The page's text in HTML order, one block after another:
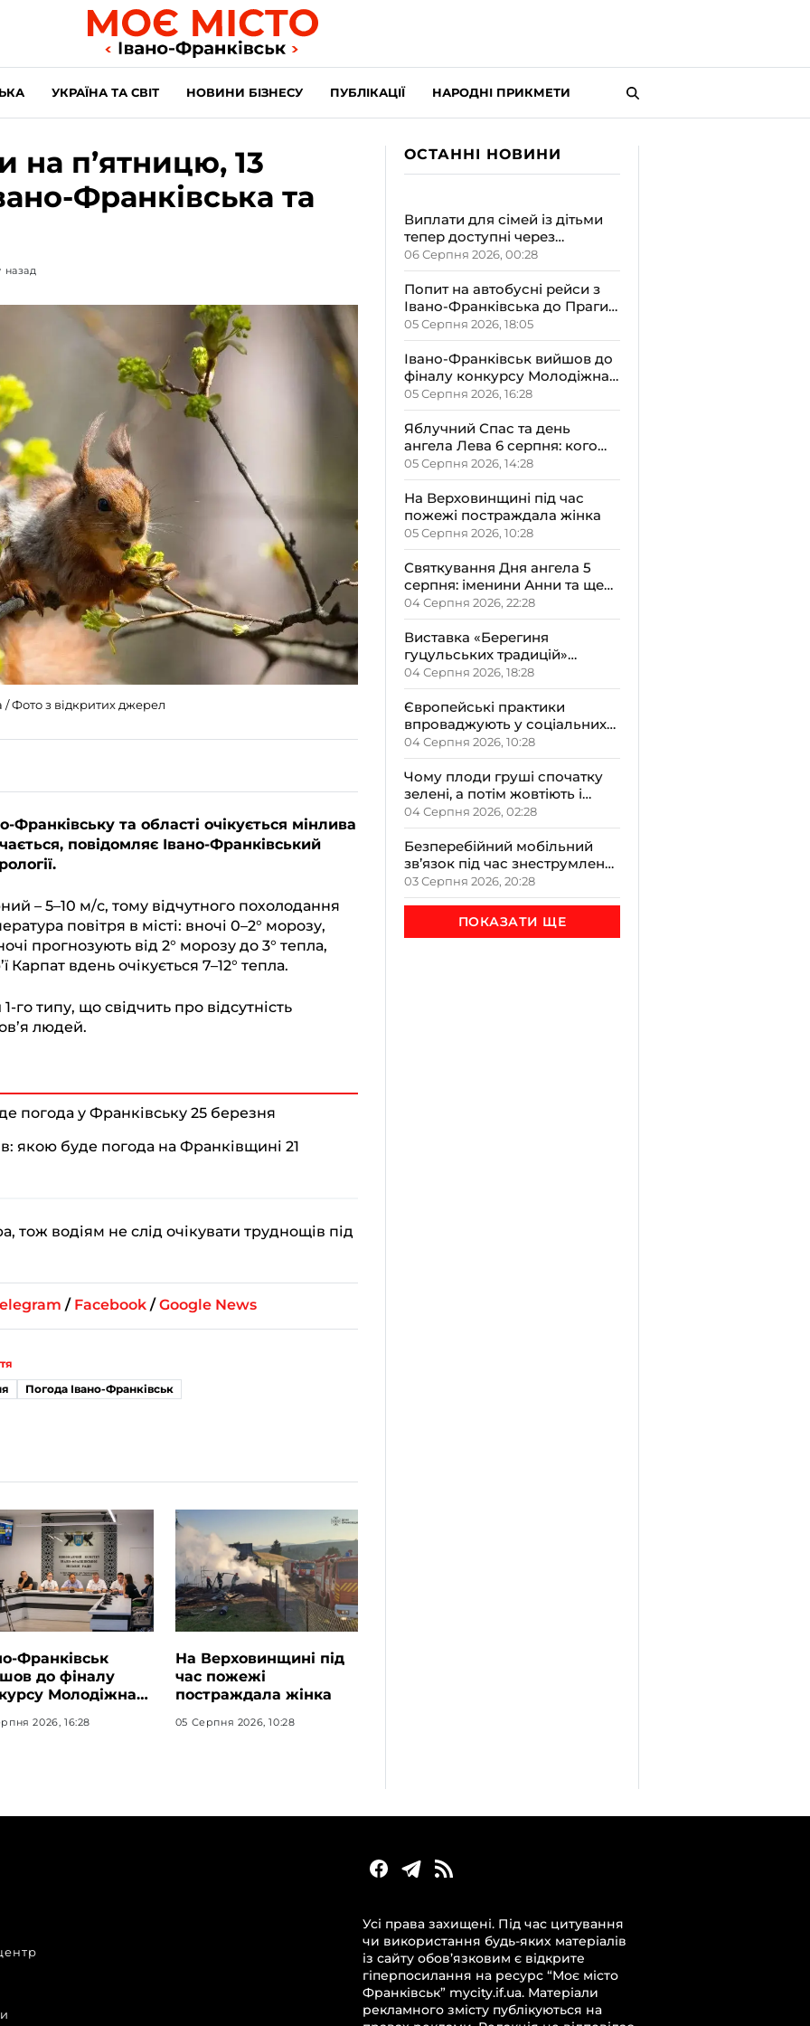
УКРАЇНА ТА СВІТ НОВИНИ БІЗНЕСУ ПУБЛІКАЦІЇ НАРОДНІ ПРИКМЕТИ
на п’ятницю, 13
Франківська та
назад
/ Фото з відкритих джерел
Франківську та області очікується мінлива
повідомляє Івано-Франківський
– 5–10 м/с, тому відчутного похолодання
повітря в місті: вночі 0–2° морозу,
прогнозують від 2° морозу до 3° тепла,
Карпат вдень очікується 7–12° тепла.
го типу, що свідчить про відсутність
людей.
погода у Франківську 25 березня
якою буде погода на Франківщині 21
тож водіям не слід очікувати труднощів під
/ Facebook /Google News
Погода Івано-Франківськ
Франківськ
до фіналу
Молодіжна
2026, 16:28
На Верховинщині під
час пожежі
постраждала жінка
05 Серпня 2026, 10:28
ОСТАННІ НОВИНИ
Виплати для сімей із дітьми
тепер доступні через
«Дія.Картку»: деталі від ОВА
06 Серпня 2026, 00:28
Попит на автобусні рейси з
Івано-Франківська до Праги
залишається високим
05 Серпня 2026, 18:05
Івано-Франківськ вийшов до
фіналу конкурсу Молодіжна
столиця України-2026
05 Серпня 2026, 16:28
Яблучний Спас та день
ангела Лева 6 серпня: кого
варто привітати, що
освячують у храмах і які
прикмети передбачають
осінь
05 Серпня 2026, 14:28
На Верховинщині під час
пожежі постраждала жінка
05 Серпня 2026, 10:28
Святкування Дня ангела 5
серпня: іменини Анни та ще
двох імен – кого вітати і що не
можна робити цього дня
04 Серпня 2026, 22:28
Виставка «Берегиня
гуцульських традицій»
відкрилась на Верховині
04 Серпня 2026, 18:28
Європейські практики
впроваджують у соціальних
закладах Прикарпаття на
обговоренні в ОДА
04 Серпня 2026, 10:28
Чому плоди груші спочатку
зелені, а потім жовтіють і
чорніють всередині
04 Серпня 2026, 02:28
Безперебійний мобільний
зв’язок під час знеструмлень:
нарада ОВА з громадами на
Прикарпатті
03 Серпня 2026, 20:28
ПОКАЗАТИ ЩЕ
Усі права захищені. Під час цитування
чи використання будь-яких матеріалів
із сайту обов’язковим є відкрите
гіперпосилання на ресурс “Моє місто
Франківськ” mycity.if.ua. Матеріали
рекламного змісту публікуються на